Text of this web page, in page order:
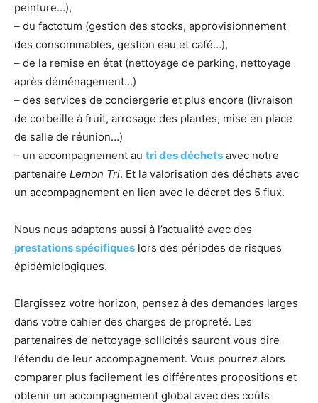
peinture…),
– du factotum (gestion des stocks, approvisionnement
des consommables, gestion eau et café…),
– de la remise en état (nettoyage de parking, nettoyage
après déménagement…)
– des services de conciergerie et plus encore (livraison
de corbeille à fruit, arrosage des plantes, mise en place
de salle de réunion…)
– un accompagnement au tri des déchets avec notre
partenaire Lemon Tri. Et la valorisation des déchets avec
un accompagnement en lien avec le décret des 5 flux.
Nous nous adaptons aussi à l’actualité avec des
prestations spécifiques lors des périodes de risques
épidémiologiques.
Elargissez votre horizon, pensez à des demandes larges
dans votre cahier des charges de propreté. Les
partenaires de nettoyage sollicités sauront vous dire
l’étendu de leur accompagnement. Vous pourrez alors
comparer plus facilement les différentes propositions et
obtenir un accompagnement global avec des coûts